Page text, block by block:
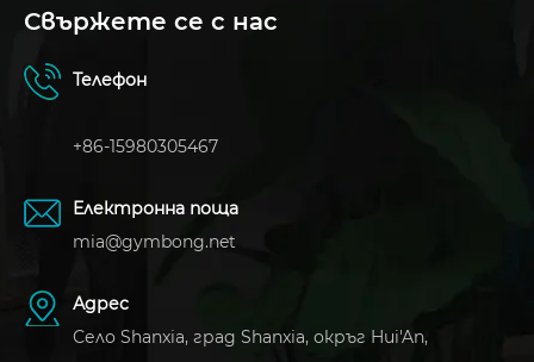
Свържете се с нас
Телефон
+86-15980305467
Електронна поща
mia@gymbong.net
Адрес
Село Shanxia, ​​град Shanxia, ​​окръг Hui'An,